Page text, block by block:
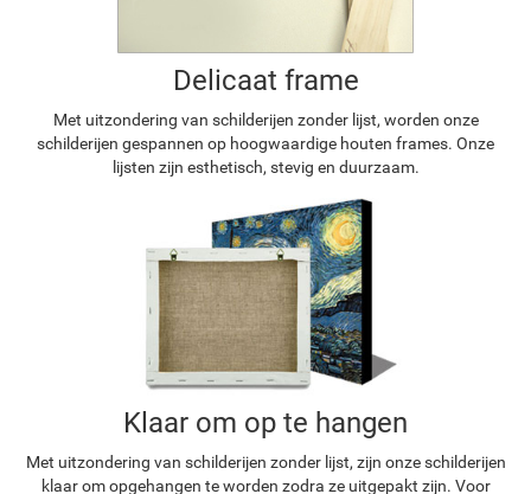
Delicaat frame
Met uitzondering van schilderijen zonder lijst, worden onze
schilderijen gespannen op hoogwaardige houten frames. Onze
lijsten zijn esthetisch, stevig en duurzaam.
Klaar om op te hangen
Met uitzondering van schilderijen zonder lijst, zijn onze schilderijen
klaar om opgehangen te worden zodra ze uitgepakt zijn. Voor